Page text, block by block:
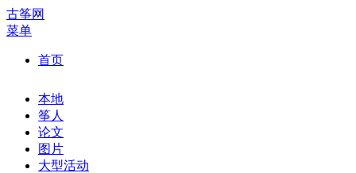
古筝网
菜单
首页
本地
筝人
论文
图片
大型活动